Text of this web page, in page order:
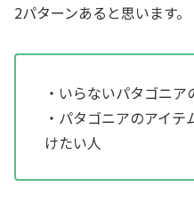
2パターンあると思います。
・いらないパタゴニ
・パタゴニアのアイ
けたい人